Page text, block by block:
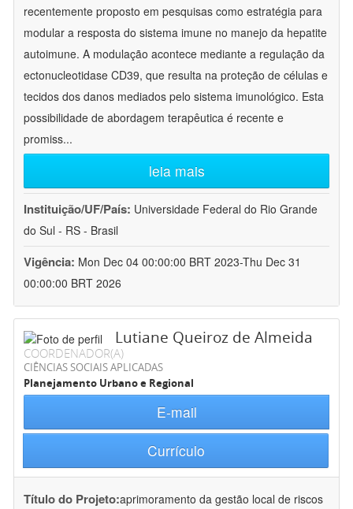
recentemente proposto em pesquisas como estratégia para
modular a resposta do sistema imune no manejo da hepatite
autoimune. A modulação acontece mediante a regulação da
ectonucleotidase CD39, que resulta na proteção de células e
tecidos dos danos mediados pelo sistema imunológico. Esta
possibilidade de abordagem terapêutica é recente e
promiss...
leia mais
Instituição/UF/País: Universidade Federal do Rio Grande
do Sul - RS - Brasil
Vigência: Mon Dec 04 00:00:00 BRT 2023-Thu Dec 31
00:00:00 BRT 2026
Lutiane Queiroz de Almeida
COORDENADOR(A)
CIÊNCIAS SOCIAIS APLICADAS
Planejamento Urbano e Regional
E-mail
Currículo
Título do Projeto:aprimoramento da gestão local de riscos